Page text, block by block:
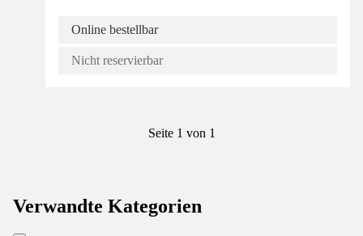
Online bestellbar
Nicht reservierbar
Seite 1 von 1
Verwandte Kategorien